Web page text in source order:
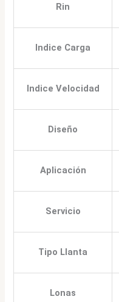
Rin
Indice Carga
Indice Velocidad
Diseño
Aplicación
Servicio
Tipo Llanta
Lonas